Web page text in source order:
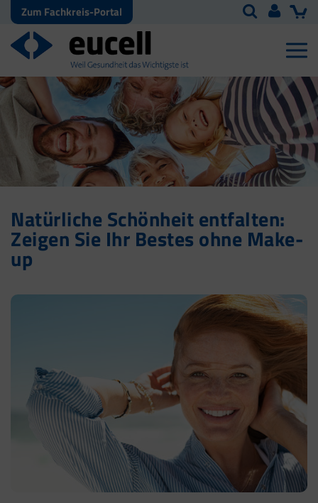
Zum Fachkreis-Portal
Natürliche Schönheit entfalten:
Zeigen Sie Ihr Bestes ohne Make-
up